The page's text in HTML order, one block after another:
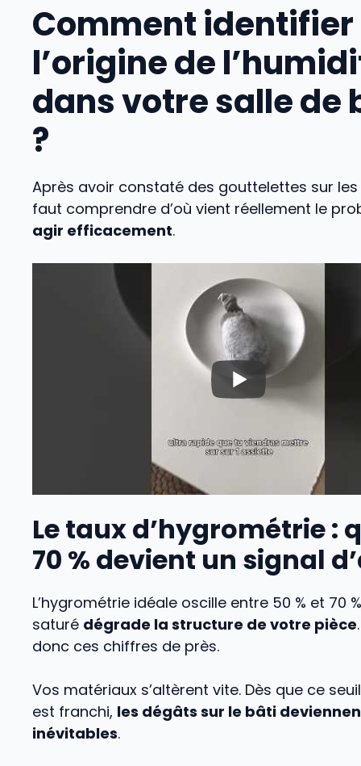
Comment identifier
l’origine de
dans votre salle de
?
Après avoir constaté des gouttelettes sur les
faut comprendre d’où vient réellement le
agir efficacement.
Le taux d’hygrométrie :
70 % devient un signal
L’hygrométrie idéale oscille entre 50 % et 70
saturé dégrade la structure de votre pièce
donc ces chiffres de près.
Vos matériaux s’altèrent vite. Dès que ce
est franchi, les dégâts sur le bâti
inévitables.